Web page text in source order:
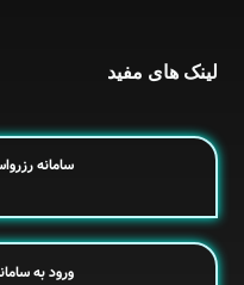
لینک های مفید
سامانه
ورود به